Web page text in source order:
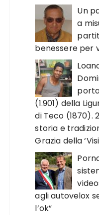
Un
a
benessere per
(1.901) della
di Teco (1870).
storia e
Grazia della
agli autovelox
l’ok”